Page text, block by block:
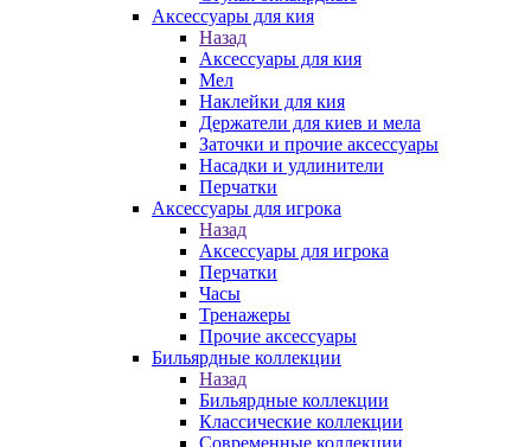
Аксессуары для кия
Назад
Аксессуары для кия
Мел
Наклейки для кия
Держатели для киев и мела
Заточки и прочие аксессуары
Насадки и удлинители
Перчатки
Аксессуары для игрока
Назад
Аксессуары для игрока
Перчатки
Часы
Тренажеры
Прочие аксессуары
Бильярдные коллекции
Назад
Бильярдные коллекции
Классические коллекции
Современные коллекции